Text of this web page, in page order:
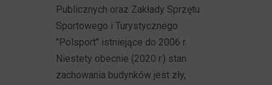
Publicznych oraz Zakłady Sprzętu
Sportowego i Turystycznego
"Polsport" istniejące do 2006 r.
Niestety obecnie (2020 r.) stan
zachowania budynków jest zły,